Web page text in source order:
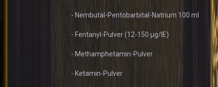
- Nembutal-Pentobarbital-Natrium 100 ml
- Fentanyl-Pulver (12-150 µg/IE)
- Methamphetamin-Pulver
- Ketamin-Pulver